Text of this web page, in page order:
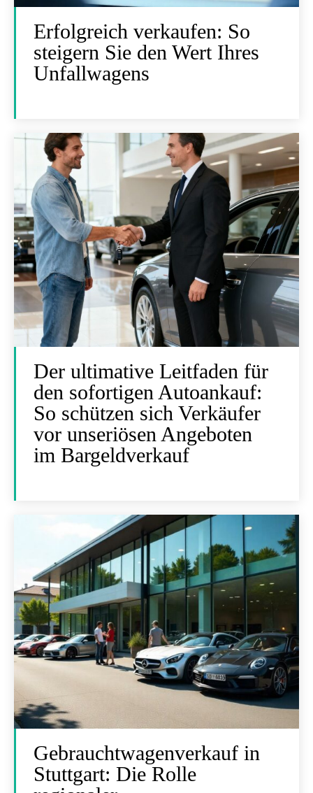
Erfolgreich verkaufen: So
steigern Sie den Wert Ihres
Unfallwagens
Der ultimative Leitfaden für
den sofortigen Autoankauf:
So schützen sich Verkäufer
vor unseriösen Angeboten
im Bargeldverkauf
Gebrauchtwagenverkauf in
Stuttgart: Die Rolle